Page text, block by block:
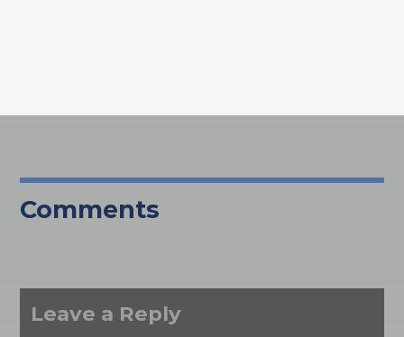
Comments
Leave a Reply